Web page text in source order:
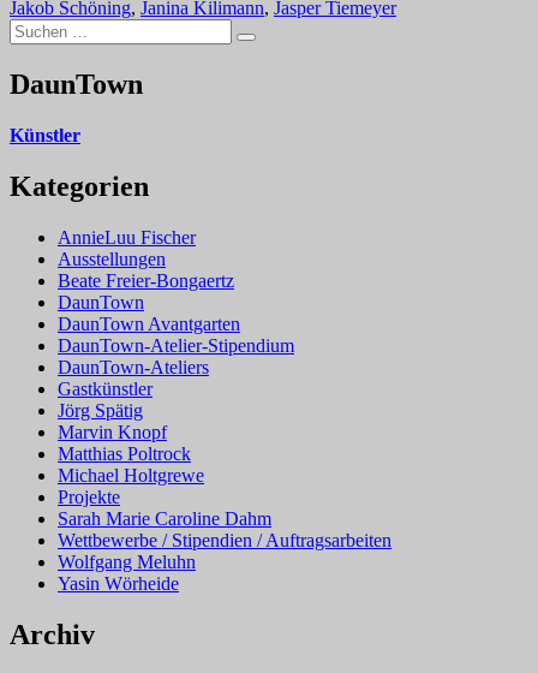
Jakob Schöning, Janina Kilimann, Jasper Tiemeyer
Suchen
nach:
Suchen
DaunTown
Künstler
Kategorien
AnnieLuu Fischer
Ausstellungen
Beate Freier-Bongaertz
DaunTown
DaunTown Avantgarten
DaunTown-Atelier-Stipendium
DaunTown-Ateliers
Gastkünstler
Jörg Spätig
Marvin Knopf
Matthias Poltrock
Michael Holtgrewe
Projekte
Sarah Marie Caroline Dahm
Wettbewerbe / Stipendien / Auftragsarbeiten
Wolfgang Meluhn
Yasin Wörheide
Archiv